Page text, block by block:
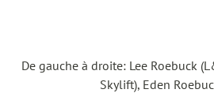
De gauche à droite: Lee Roebuck
Skylift), Eden